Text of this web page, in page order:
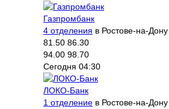
Газпромбанк
4 отделения в Ростове-на-Дону
81.50 86.30
94.00 98.70
Сегодня 04:30
ЛОКО-Банк
1 отделение в Ростове-на-Дону